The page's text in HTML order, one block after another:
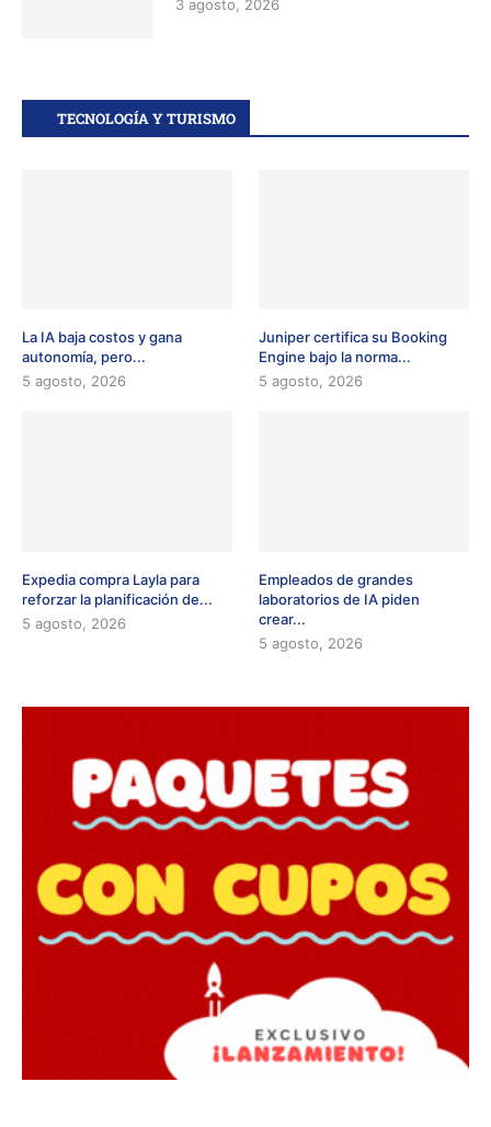
3 agosto, 2026
TECNOLOGÍA Y TURISMO
La IA baja costos y gana
autonomía, pero...
5 agosto, 2026
Juniper certifica su Booking
Engine bajo la norma...
5 agosto, 2026
Expedia compra Layla para
reforzar la planificación de...
5 agosto, 2026
Empleados de grandes
laboratorios de IA piden
crear...
5 agosto, 2026